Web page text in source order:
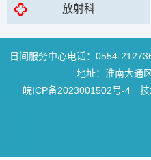
放射科
日间服务中心电话： 0554-
地址：淮南大通
皖ICP备2023001502号-4